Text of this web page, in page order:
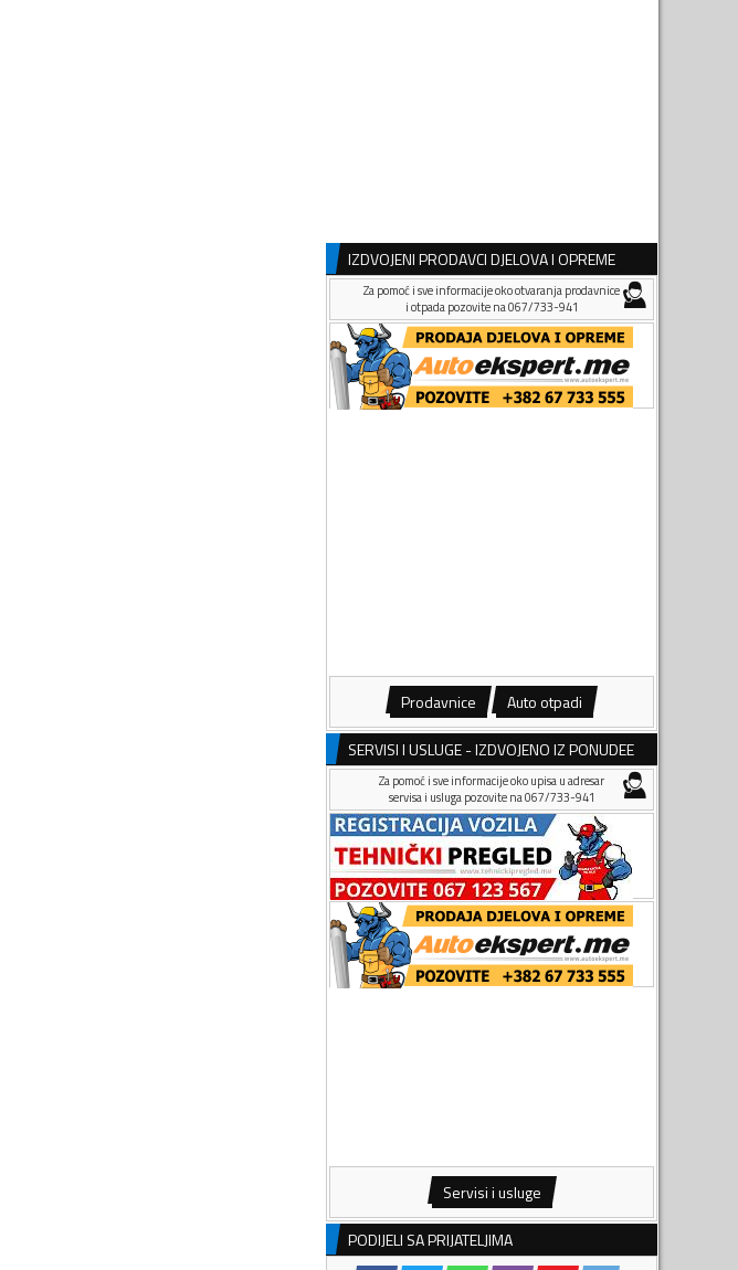
IZDVOJENI PRODAVCI DJELOVA I OPREME
Za pomoć i sve informacije oko otvaranja prodavnice
i otpada pozovite na 067/733-941
Prodavnice Auto otpadi
SERVISI I USLUGE - IZDVOJENO IZ PONUDEE
Za pomoć i sve informacije oko upisa u adresar
servisa i usluga pozovite na 067/733-941
Servisi i usluge
PODIJELI SA PRIJATELJIMA